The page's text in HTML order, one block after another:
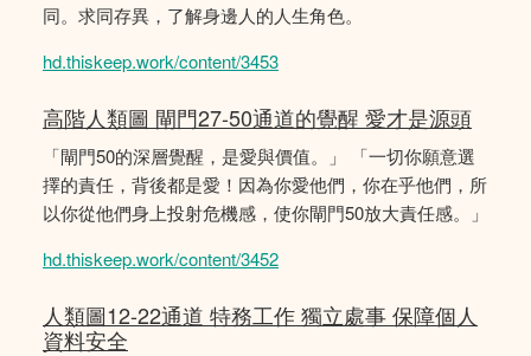
同。求同存異，了解身邊人的人生角色。
hd.thiskeep.work/content/3453
高階人類圖 閘門27-50通道的覺醒 愛才是源頭
「閘門50的深層覺醒，是愛與價值。」 「一切你願意選
擇的責任，背後都是愛！因為你愛他們，你在乎他們，所
以你從他們身上投射危機感，使你閘門50放大責任感。」
hd.thiskeep.work/content/3452
人類圖12-22通道 特務工作 獨立處事 保障個人
資料安全